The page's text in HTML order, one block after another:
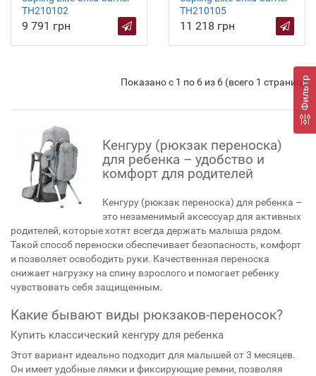
Фильтр
TH210102
9 791 грн
TH210105
11 218 грн
Показано с 1 по 6 из 6 (всего 1 страниц)
Кенгуру (рюкзак переноска)
для ребенка – удобство и
комфорт для родителей
Кенгуру (рюкзак переноска) для ребенка –
это незаменимый аксессуар для активных
родителей, которые хотят всегда держать малыша рядом.
Такой способ переноски обеспечивает безопасность, комфорт
и позволяет освободить руки. Качественная переноска
снижает нагрузку на спину взрослого и помогает ребенку
чувствовать себя защищенным.
Какие бывают виды рюкзаков-переносок?
Купить классический кенгуру для ребенка
Этот вариант идеально подходит для малышей от 3 месяцев.
Он имеет удобные лямки и фиксирующие ремни, позволяя